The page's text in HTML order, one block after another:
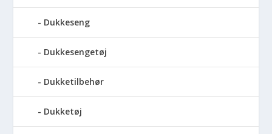
Dukkeseng
Dukkesengetøj
Dukketilbehør
Dukketøj